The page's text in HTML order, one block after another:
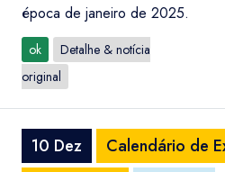
época de janeiro de 2025.
ok
Detalhe & notícia
original
10 Dez
Calendário de